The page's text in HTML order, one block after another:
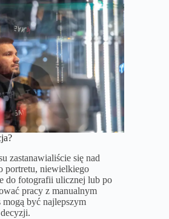
zastanawialiście się nad
portretu, niewielkiego
do fotografii ulicznej lub po
pracy z manualnym
być najlepszym